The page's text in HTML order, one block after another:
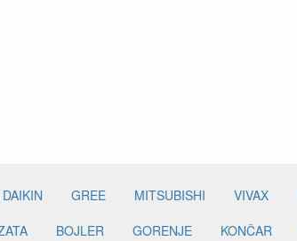
DAIKIN GREE MITSUBISHI VIVAX
BOJLER GORENJE KONČAR